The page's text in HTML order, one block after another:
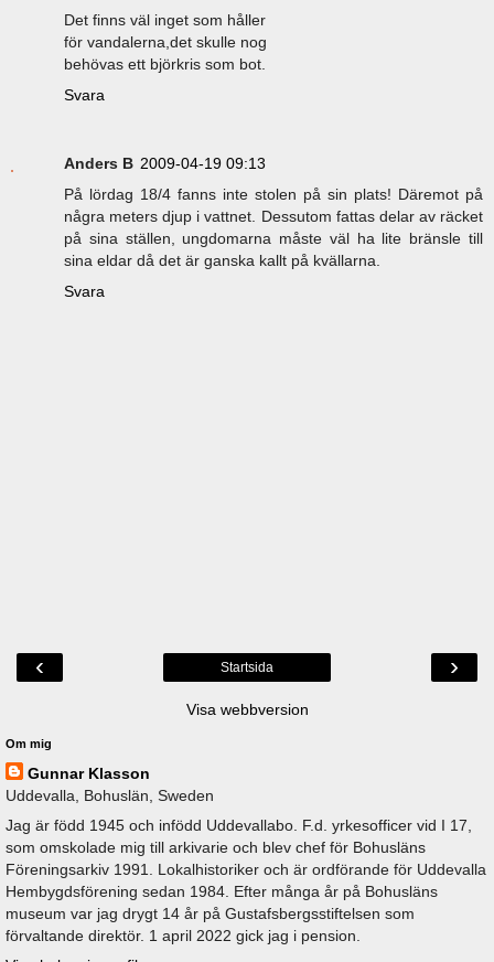
Det finns väl inget som håller
för vandalerna,det skulle nog
behövas ett björkris som bot.
Svara
Anders B 2009-04-19 09:13
På lördag 18/4 fanns inte stolen på sin plats! Däremot på
några meters djup i vattnet. Dessutom fattas delar av räcket
på sina ställen, ungdomarna måste väl ha lite bränsle till
sina eldar då det är ganska kallt på kvällarna.
Svara
‹ ›
Startsida
Visa webbversion
Om mig
Gunnar Klasson
Uddevalla, Bohuslän, Sweden
Jag är född 1945 och infödd Uddevallabo. F.d. yrkesofficer vid I 17,
som omskolade mig till arkivarie och blev chef för Bohusläns
Föreningsarkiv 1991. Lokalhistoriker och är ordförande för Uddevalla
Hembygdsförening sedan 1984. Efter många år på Bohusläns
museum var jag drygt 14 år på Gustafsbergsstiftelsen som
förvaltande direktör. 1 april 2022 gick jag i pension.